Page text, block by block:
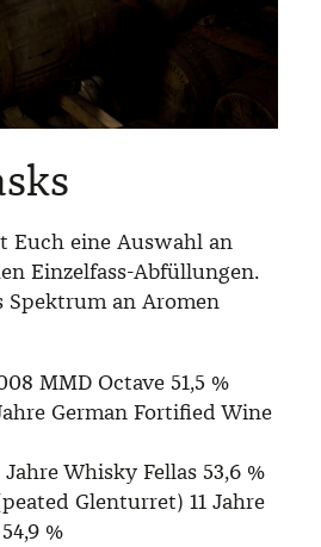
Euch eine Auswahl an
Einzelfass-Abfüllungen.
Spektrum an Aromen
MMD Octave 51,5 %
German Fortified Wine
Whisky Fellas 53,6 %
Glenturret) 11 Jahre
%